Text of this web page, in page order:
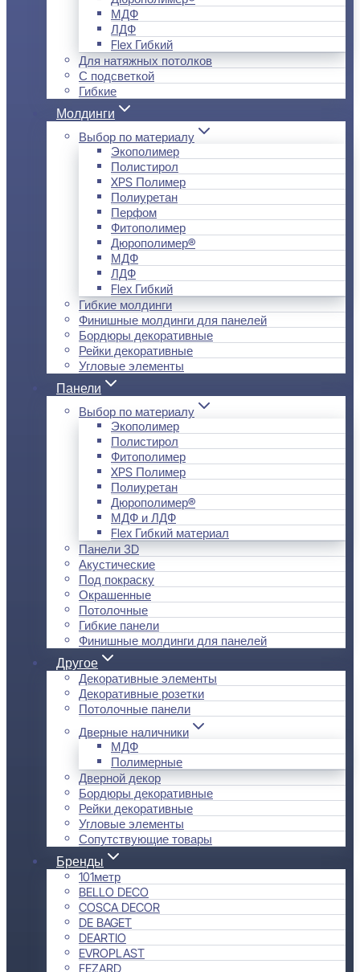
МДФ
ЛДФ
Flex Гибкий
Для натяжных потолков
С подсветкой
Гибкие
Молдинги
Выбор по материалу
Экополимер
Полистирол
XPS Полимер
Полиуретан
Перфом
Фитополимер
Дюрополимер®
МДФ
ЛДФ
Flex Гибкий
Гибкие молдинги
Финишные молдинги для панелей
Бордюры декоративные
Рейки декоративные
Угловые элементы
Панели
Выбор по материалу
Экополимер
Полистирол
Фитополимер
XPS Полимер
Полиуретан
Дюрополимер®
МДФ и ЛДФ
Flex Гибкий материал
Панели 3D
Акустические
Под покраску
Окрашенные
Потолочные
Гибкие панели
Финишные молдинги для панелей
Другое
Декоративные элементы
Декоративные розетки
Потолочные панели
Дверные наличники
МДФ
Полимерные
Дверной декор
Бордюры декоративные
Рейки декоративные
Угловые элементы
Сопутствующие товары
Бренды
101метр
BELLO DECO
COSCA DECOR
DE BAGET
DEARTIO
EVROPLAST
FEZARD